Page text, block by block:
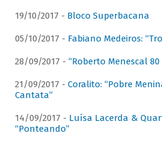
19/10/2017 - Bloco Superbacana
05/10/2017 - Fabiano Medeiros:
28/09/2017 - “Roberto Menescal 80
21/09/2017 - Coralito: “Pobre
Cantata”
14/09/2017 - Luísa Lacerda &
“Ponteando”